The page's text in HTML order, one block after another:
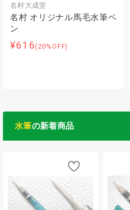
名村大成堂
名村 オリジナル馬毛水筆ペ
ン
¥616(20%OFF)
水筆の新着商品